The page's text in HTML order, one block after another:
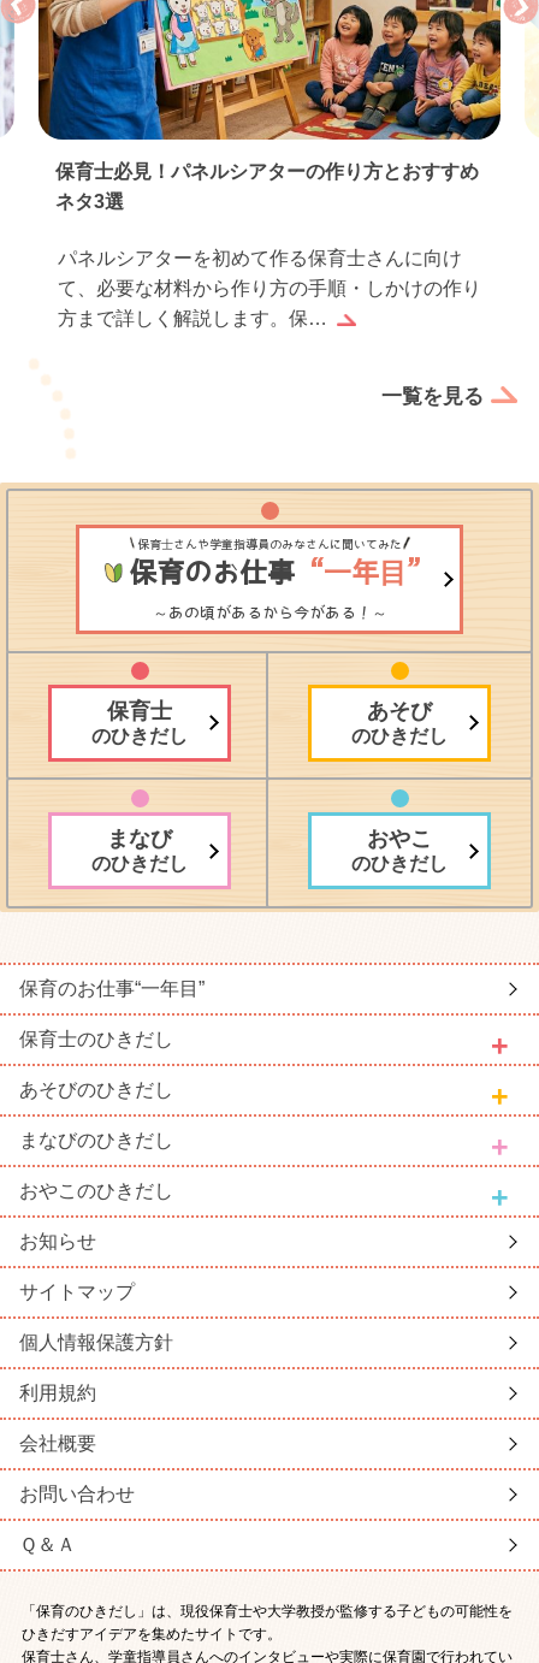
保育士必見！パネルシアターの作り方とおすすめ
ネタ3選
パネルシアターを初めて作る保育士さんに向け
て、必要な材料から作り方の手順・しかけの作り
方まで詳しく解説します。保…
一覧を見る
保育士さんや学童指導員のみなさんに聞いてみた
保育のお仕事“一年目”
～あの頃があるから今がある！～
保育士
のひきだし
あそび
のひきだし
まなび
のひきだし
おやこ
のひきだし
保育のお仕事“一年目”
保育士のひきだし
あそびのひきだし
まなびのひきだし
おやこ のひきだし
お知らせ
サイトマップ
個人情報保護方針
利用規約
会社概要
お問い合わせ
Ｑ＆Ａ
「保育のひきだし」は、現役保育士や大学教授が監修する子どもの可能性を
ひきだすアイデアを集めたサイトです。
保育士さん、学童指導員さんへのインタビューや実際に保育園で行われてい